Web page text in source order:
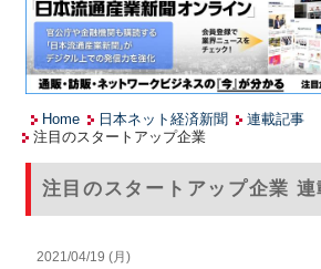
Home 日本ネット経済新聞
連載記事
注目のスタートアップ企業
注目のスタートアップ企業 連
2021/04/19 (月)